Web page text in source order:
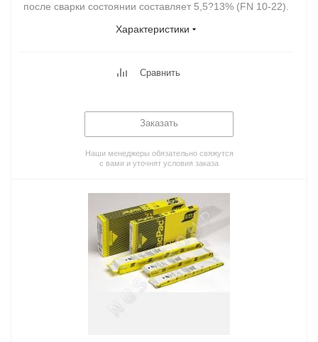
после сварки состоянии составляет 5,5?13% (FN 10-22).
Характеристики
Сравнить
Заказать
Наши менеджеры обязательно свяжутся
с вами и уточнят условия заказа